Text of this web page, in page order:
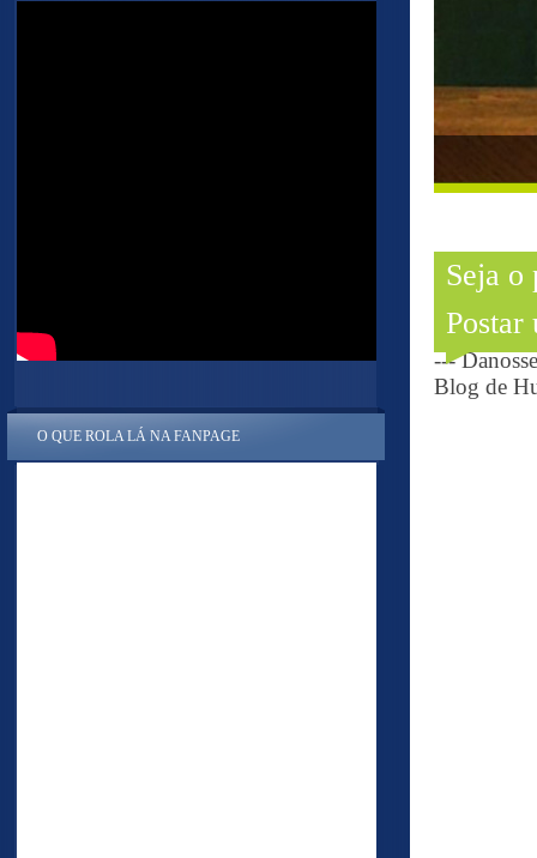
Seja o
Postar
---
Blog de
O QUE ROLA LÁ NA FANPAGE